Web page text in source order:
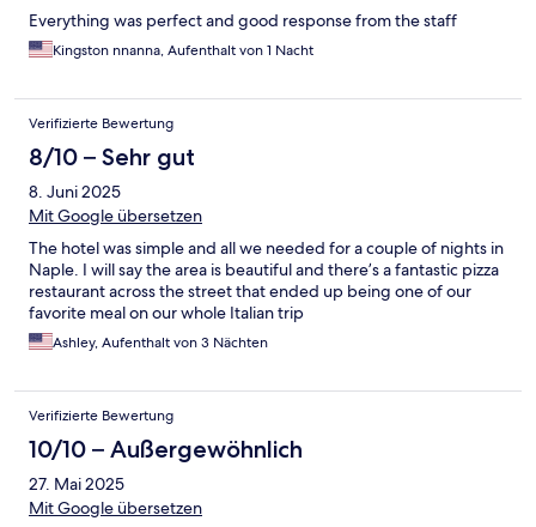
Everything was perfect and good response from the staff
Kingston nnanna, Aufenthalt von 1 Nacht
Verifizierte Bewertung
8/10 – Sehr gut
8. Juni 2025
Mit Google übersetzen
The hotel was simple and all we needed for a couple of nights in
Naple. I will say the area is beautiful and there’s a fantastic pizza
restaurant across the street that ended up being one of our
favorite meal on our whole Italian trip
Ashley, Aufenthalt von 3 Nächten
Verifizierte Bewertung
10/10 – Außergewöhnlich
27. Mai 2025
Mit Google übersetzen